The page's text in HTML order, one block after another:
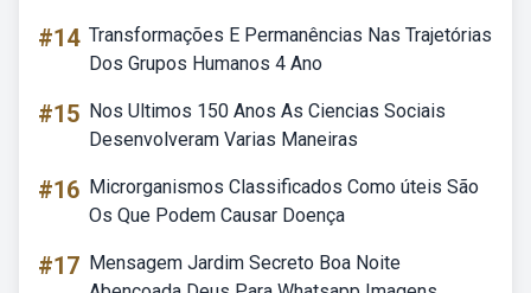
#14 Transformações E Permanências Nas Trajetórias
Dos Grupos Humanos 4 Ano
#15 Nos Ultimos 150 Anos As Ciencias Sociais
Desenvolveram Varias Maneiras
#16 Microrganismos Classificados Como úteis São
Os Que Podem Causar Doença
#17 Mensagem Jardim Secreto Boa Noite